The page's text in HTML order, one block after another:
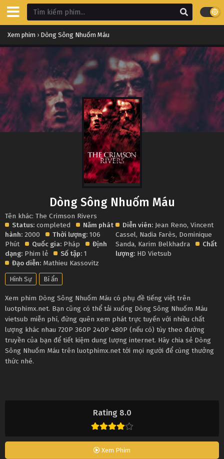
Xem phim › Dòng Sông Nhuốm Máu
Rating 8.0
Xem Phim
Dòng Sông Nhuốm Máu
Tên khác: The Crimson Rivers
Status: completed
Năm phát
hành: 2000 Thời lượng: 106
Phút
Quốc gia: Pháp
Định
dạng: Phim lẻ Số tập: 1
Đạo diễn: Mathieu Kassovitz
Diễn viên: Jean Reno,Vincent
Cassel, Nadia Farès, Dominique
Sanda, Karim Belkhadra
Chất
lượng: HD Vietsub
Hình Sự Bí ẩn
Xem phim Dòng Sông Nhuốm Máu có phụ đề tiếng việt trên
luotphimx.net. Bạn cũng có thể tải xuống Dòng Sông Nhuốm Máu
vietsub miễn phí, đừng quên xem phát trực tuyến với nhiều chất
lượng khác nhau 720P 360P 240P 480P (nếu có) tùy theo đường
truyền của bạn để tiết kiệm dung lượng internet. Hãy chia sẻ Dòng
Sông Nhuốm Máu trên luotphimx.net tới mọi người để cùng thưởng
thức nhé.